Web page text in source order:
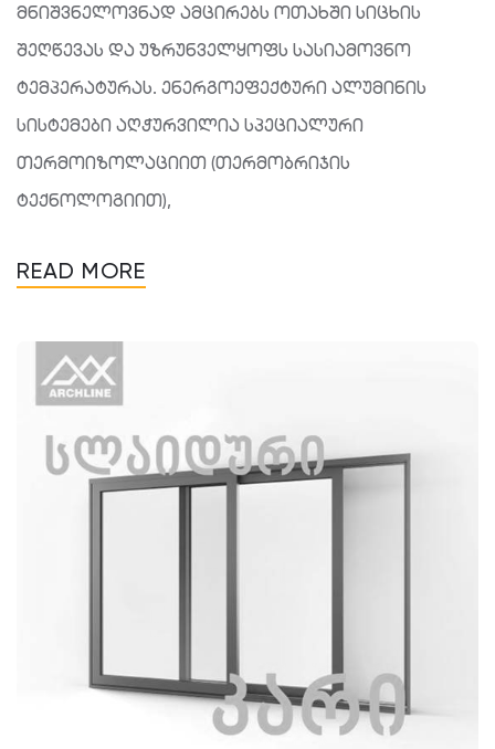
მნიშვნელოვნად ამცირებს ოთახში სიცხის
შეღწევას და უზრუნველყოფს სასიამოვნო
ტემპერატურას. ენერგოეფექტური ალუმინის
სისტემები აღჭურვილია სპეციალური
თერმოიზოლაციით (თერმობრიჯის
ტექნოლოგიით),
READ MORE